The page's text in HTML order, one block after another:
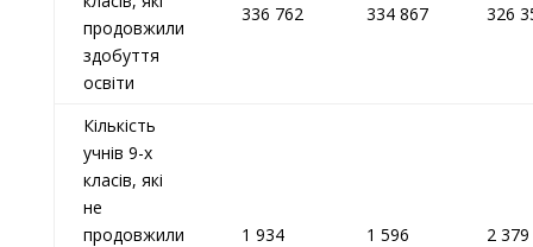
продовжили
здобуття
освіти
336 762 334 867 326
Кількість
учнів 9-х
класів, які
не
продовжили
1 934
1 596
2 379